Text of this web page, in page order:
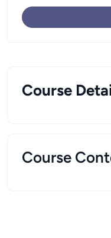
Course
Course